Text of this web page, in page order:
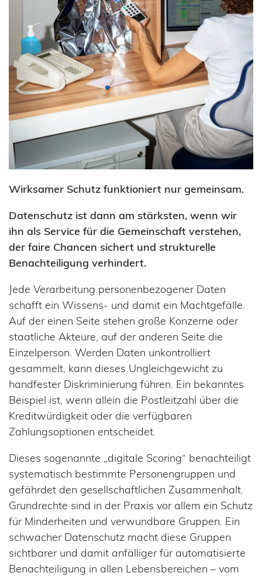
Wirksamer Schutz funktioniert nur gemeinsam.
Datenschutz ist dann am stärksten, wenn wir
ihn als Service für die Gemeinschaft verstehen,
der faire Chancen sichert und strukturelle
Benachteiligung verhindert.
Jede Verarbeitung personenbezogener Daten
schafft ein Wissens- und damit ein Machtgefälle.
Auf der einen Seite stehen große Konzerne oder
staatliche Akteure, auf der anderen Seite die
Einzelperson. Werden Daten unkontrolliert
gesammelt, kann dieses Ungleichgewicht zu
handfester Diskriminierung führen. Ein bekanntes
Beispiel ist, wenn allein die Postleitzahl über die
Kreditwürdigkeit oder die verfügbaren
Zahlungsoptionen entscheidet.
Dieses sogenannte „digitale Scoring“ benachteiligt
systematisch bestimmte Personengruppen und
gefährdet den gesellschaftlichen Zusammenhalt.
Grundrechte sind in der Praxis vor allem ein Schutz
für Minderheiten und verwundbare Gruppen. Ein
schwacher Datenschutz macht diese Gruppen
sichtbarer und damit anfälliger für automatisierte
Benachteiligung in allen Lebensbereichen – vom